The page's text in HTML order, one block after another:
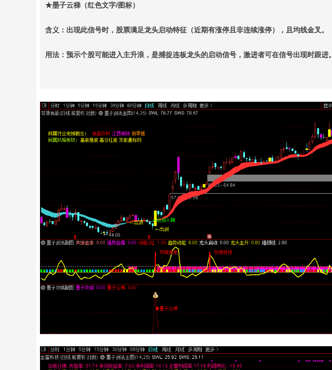
★墨子云梯（红色文字/图标）
含义：出现此信号时，股票满足龙头启动特征（近期有涨停且非连续涨停），且均线金叉。
用法：预示个股可能进入主升浪，是捕捉连板龙头的启动信号，激进者可在信号出现时跟进。